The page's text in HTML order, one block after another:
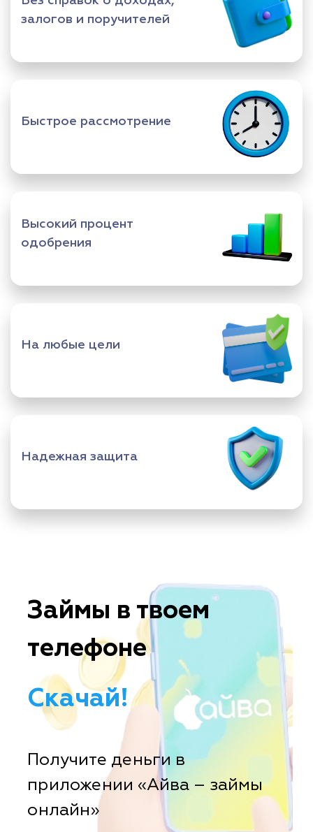
залогов и поручителей
Быстрое рассмотрение
Высокий процент
одобрения
На любые цели
Надежная защита
Займы в твоем
телефоне
Скачай!
Получите деньги в
приложении «Айва – займы
онлайн»